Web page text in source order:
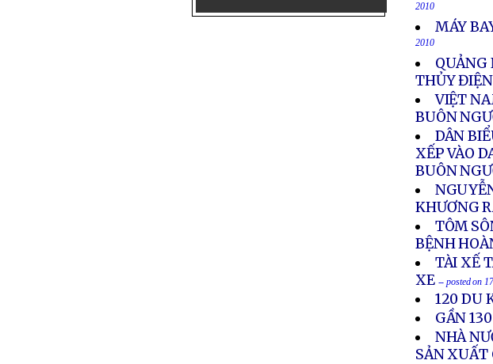
2010
MÁY
2010
QUẢNG
THỦY ĐIỆN
VIỆT
BUÔN
DÂN
XẾP VÀO
BUÔN
KHƯƠNG
TÔM
BỆNH
TÀI XẾ
XE -- posted on
120 DU
GẦN
NHÀ
SẢN XUẤT